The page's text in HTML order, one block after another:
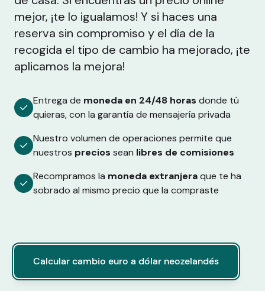
mejor, ¡te lo igualamos! Y si haces una
reserva sin compromiso y el día de la
recogida el tipo de cambio ha mejorado, ¡te
aplicamos la mejora!
Entrega de moneda en 24/48 horas donde tú
quieras, con la garantía de mensajería privada
Nuestro volumen de operaciones permite que
nuestros precios sean libres de comisiones
Recompramos la moneda extranjeraque te ha
sobrado al mismo precio que la compraste
Calcular cambio euro a dólar neozelandés
Calcular cambio euro a dólar neozelandés